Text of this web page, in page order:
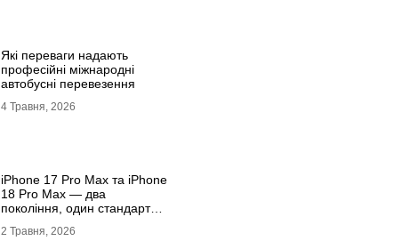
Які переваги надають
професійні міжнародні
автобусні перевезення
4 Травня, 2026
iРhone 17 Рro Мax та iРhone
18 Рro Мax — два
покоління, один стандарт
2 Травня, 2026